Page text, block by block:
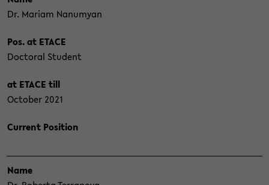
Dr. Ma­ri­am Na­nu­my­an
Pos. at ETACE
Doc­to­ral Stu­dent
at ETACE till
Oc­to­ber 2021
Cur­rent Po­si­ti­on
Name